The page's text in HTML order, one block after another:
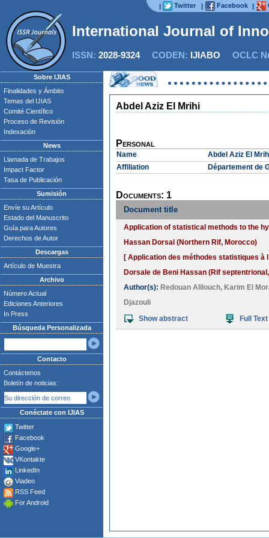
| Twitter | Facebook |
International Journal of
ISSN: 2028-9324CODEN: IJIABO OCLC
Sobre IJIAS
Finalidades y Ámbito
Temas del IJIAS
Comité Científico
Proceso de Revisión
Indexación
News
Llamada de Trabajos
Impact Factor
Tasa de Publicación
Sumisión
Envíe su Artículo
Estado del Manuscrito
Guía para Autores
Derechos de Autor
Descargas
Artículo de Muestra
Archivo
Número Actual
Ediciones Anteriores
In Press
Búsqueda Personalizada
Contacto
Contáctenos
Boletín de noticias:
Conéctate con IJIAS
Twitter
Facebook
Google+
VKontakte
LinkedIn
Viadeo
RSS Feed
For Android
Abdel Aziz El Mrihi
Personal
Name
Abdel Aziz El
Affiliation
Département de
Documents: 1
Document title
Application of statistical methods to the
Hassan Dorsal (Northern Rif, Morocco)
[ Application des méthodes statistiques à
Dorsale de Beni Hassan (Rif
Author(s): Redouan Alilouch, Karim El
Djazouli
Show abstract
Full Text